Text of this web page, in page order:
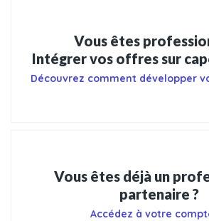
Vous êtes
Intégrer vos offres sur
Découvrez comment développer
Vous êtes déjà un
partenaire ?
Accédez à votre